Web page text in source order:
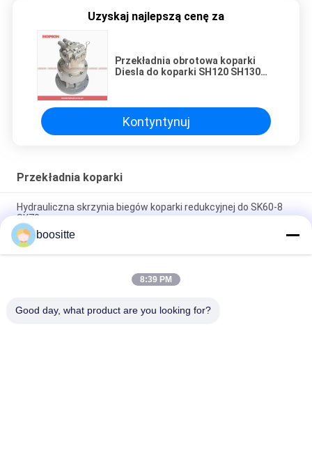
Uzyskaj najlepszą cenę za
Przekładnia obrotowa koparki
Diesla do koparki SH120 SH130
Kontyntynuj
Przekładnia koparki
Hydrauliczna skrzynia biegów koparki redukcyjnej do SK60-8
SK70
SWE50 Przekładnia obrotowa koparki, przekładnia reduktora
silnika MSG-21P-11E MSG-27P-18E
Koparka obrotowa Reduktor obrotu skrzyni biegów do SG025
boositte
8:39 PM
Good day, what product are you looking for?